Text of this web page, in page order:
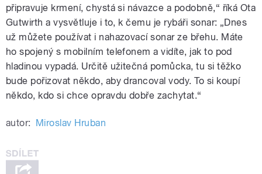
připravuje krmení, chystá si návazce a podobně,“ říká Ota
Gutwirth a vysvětluje i to, k čemu je rybáři sonar: „Dnes
už můžete používat i nahazovací sonar ze břehu. Máte
ho spojený s mobilním telefonem a vidíte, jak to pod
hladinou vypadá. Určitě užitečná pomůcka, tu si těžko
bude pořizovat někdo, aby drancoval vody. To si koupí
někdo, kdo si chce opravdu dobře zachytat.“
autor: Miroslav Hruban